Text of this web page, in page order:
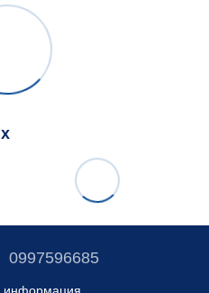
0997596685
информация